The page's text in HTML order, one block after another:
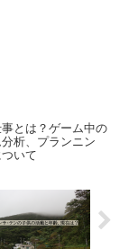
とは？ゲーム中の
析、プランニン
いて